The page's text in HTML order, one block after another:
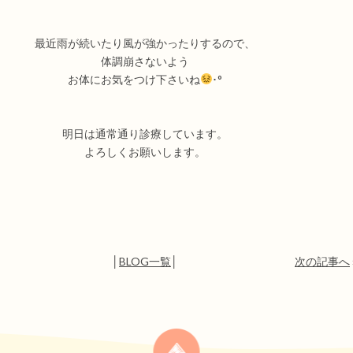
最近雨が続いたり風が強かったりするので
体調崩さないよう
お体にお気をつけ下さいね
･°
明日は通常通り診療しています。
よろしくお願いします。
BLOG一覧 次の記事へ